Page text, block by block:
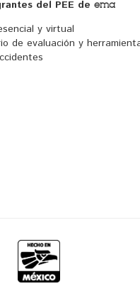
del PEE de ema
y virtual
de evaluación y